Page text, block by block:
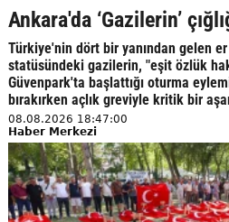
Ankara'da ‘Gazilerin’
Türkiye'nin dört bir yanından gelen
statüsündeki gazilerin, "eşit özlük
Güvenpark'ta başlattığı oturma
bırakırken açlık greviyle kritik bir
08.08.2026 18:47:00
Haber Merkezi